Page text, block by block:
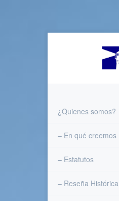
¿Quienes somos?
– En qué creemos
– Estatutos
– Reseña Histórica